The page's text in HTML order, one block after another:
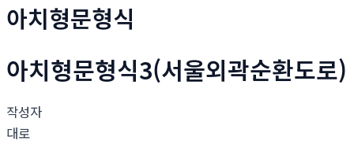
아치형문형식
아치형문형식3(서울외곽순환도로)
작성자
대로